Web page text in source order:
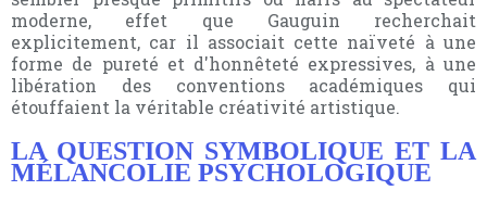
moderne, effet que Gauguin recherchait
explicitement, car il associait cette naïveté à une
forme de pureté et d'honnêteté expressives, à une
libération des conventions académiques qui
étouffaient la véritable créativité artistique.
LA QUESTION SYMBOLIQUE ET LA
MÉLANCOLIE PSYCHOLOGIQUE